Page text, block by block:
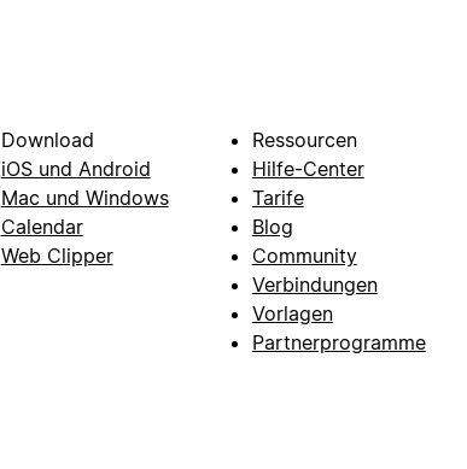
Download
iOS und Android
Mac und Windows
Calendar
Web Clipper
Ressourcen
Hilfe-Center
Tarife
Blog
Community
Verbindungen
Vorlagen
Partnerprogramme